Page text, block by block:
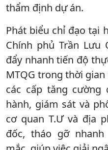
thẩm định dự án.
Phát biểu chỉ đạo tại
Chính phủ Trần Lưu
đẩy nhanh tiến độ
MTQG trong thời
các cấp tăng cường
hành, giám sát và
cơ quan T.Ư và địa
đốc, tháo gỡ